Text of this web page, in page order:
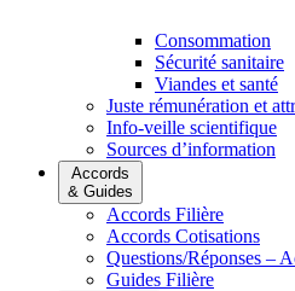
Consommation
Sécurité sanitaire
Viandes et santé
Juste rémunération et
Info-veille scientifique
Sources d’information
Accords
& Guides
Accords Filière
Accords Cotisations
Questions/Réponses –
Guides Filière